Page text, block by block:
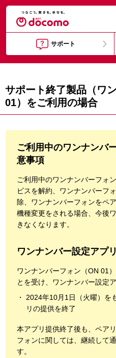
サポート
サポート終了製品（ワ
01）をご利用の場合
ご利用中のワンナンバ
意事項
ご利用中のワンナンバーフォ
ビスを解約、ワンナンバーフ
除、ワンナンバーフォンをペ
機種変更をされる場合、今後
きなくなります。
ワンナンバー設定アプ
ワンナンバーフォン（ON 01
とを受け、ワンナンバー設定
2024年10月1日（火曜）を
リの提供を終了
本アプリ提供終了後も、ペア
フォンに関しては、継続して
す。